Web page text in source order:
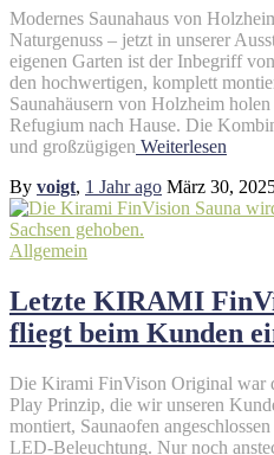
Modernes Saunahaus von
Naturgenuss – jetzt in unserer
eigenen Garten ist der Inbegriff
den hochwertigen, komplett
Saunahäusern von Holzheim
Refugium nach Hause. Die
und großzügigen Weiterlesen
By voigt, 1 Jahrago März 30,
Allgemein
Letzte KIRAMI
fliegt beim Kunden
Die Kirami FinVison Original war
Play Prinzip, die wir unseren
montiert, Saunaofen
LED-Beleuchtung. Nur noch